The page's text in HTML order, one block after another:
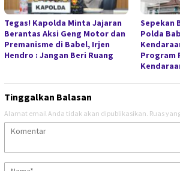
Tegas! Kapolda Minta Jajaran
Berantas Aksi Geng Motor dan
Premanisme di Babel, Irjen
Hendro : Jangan Beri Ruang
Sepekan
Polda
Program
Tinggalkan Balasan
Alamat email Anda tidak akan dipublikasikan. Ruas